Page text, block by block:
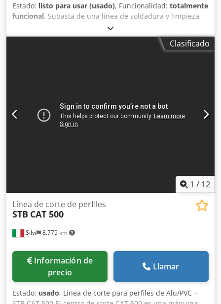
Estado: listo para usar (usado), Funcionalidad: totalmente
funcional, Subasta de una línea de soldadura y limpieza,
compuesta por URBAN AKS 1610 + URBAN SV 530. ¡La
máquina fue reacondicionada en 2024! DETALLES
TÉCNICOS Soldadora de esquinas URBAN AKS 1610 Ángulo
Herramientas de limpieza: Herramientas de fresado y
cuchillas Características: Parámetros de limpieza
ajustables Tensión de funcionamiento: 230/400 V L1, L2,
Clasificado
1 / 12
Silvi 8.775 km
Línea de corte de perfiles
STB CAT 500
Información de
precio
Llamar
Estado: usado, Línea de corte para perfiles de Alu/PVC –